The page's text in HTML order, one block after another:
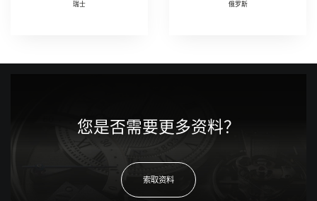
瑞士 俄罗斯
您是否需要更多资料？
索取资料